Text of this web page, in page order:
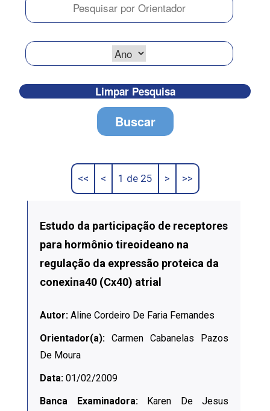
Limpar Pesquisa
Buscar
<< < 1 de 25 > >>
Estudo da participação de receptores
para hormônio tireoideano na
regulação da expressão proteica da
conexina40 (Cx40) atrial
Autor: Aline Cordeiro De Faria Fernandes
Orientador(a): Carmen Cabanelas Pazos
De Moura
Data: 01/02/2009
Banca Examinadora: Karen De Jesus